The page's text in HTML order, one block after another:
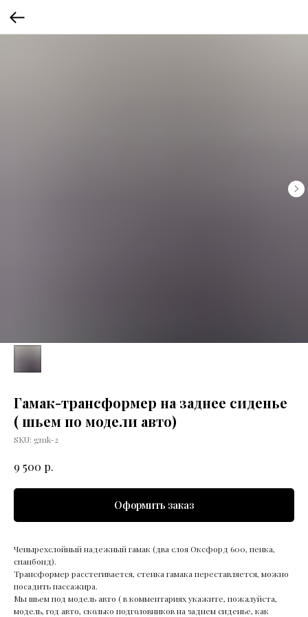
Гамак-трансформер на заднее сиденье
( шьем по модели авто)
SKU: gmk-2
9 500 р.
Оформить заказ
Чеиырехслойный надежный гамак (два слоя Оксфорд 600, пенка,
спанбонд).
Трансформер расстегивается, стенка гамака переставляется, можно
посадить пассажира.
Мы шьем под модель авто ( в комментариях укажите, пожалуйста,
модель, год авто, сколько подголовников на заднем сиденье, как